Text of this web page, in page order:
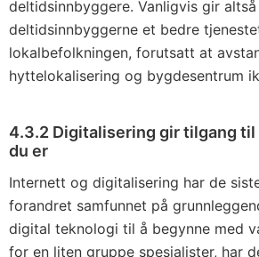
deltidsinnbyggere. Vanligvis gir altså
deltidsinnbyggerne et bedre
lokalbefolkningen, forutsatt at
hyttelokalisering og bygdesentrum
4.3.2 Digitalisering gir tilgang
du er
Internett og digitalisering har de
forandret samfunnet på
digital teknologi til å begynne med
for en liten gruppe spesialister, har